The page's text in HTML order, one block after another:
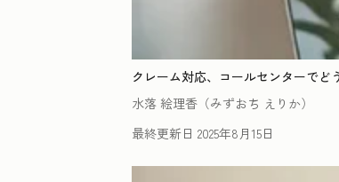
クレーム対応、コールセンターでど
水落 絵理香（みずおち えりか）
最終更新日 2025年8月15日